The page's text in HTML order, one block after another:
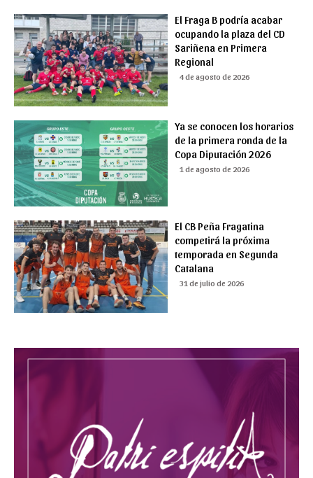
El Fraga B podría acabar
ocupando la plaza del CD
Sariñena en Primera
Regional
4 de agosto de 2026
Ya se conocen los horarios
de la primera ronda de la
Copa Diputación 2026
1 de agosto de 2026
El CB Peña Fragatina
competirá la próxima
temporada en Segunda
Catalana
31 de julio de 2026